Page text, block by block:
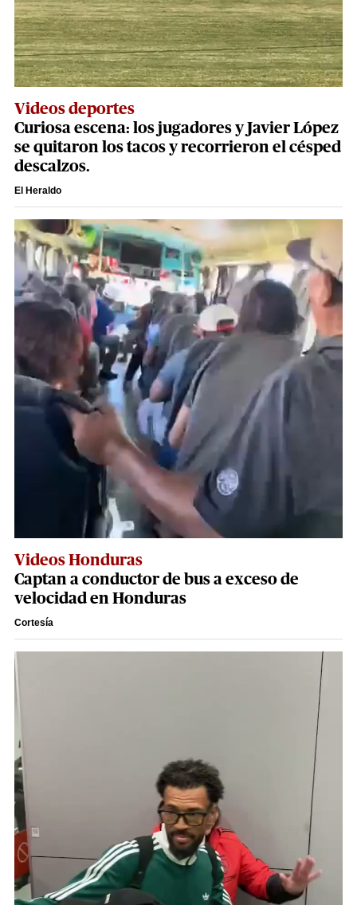
Videos deportes
Curiosa escena: los jugadores y Javier López
se quitaron los tacos y recorrieron el césped
descalzos.
El Heraldo
Videos Honduras
Captan a conductor de bus a exceso de
velocidad en Honduras
Cortesía